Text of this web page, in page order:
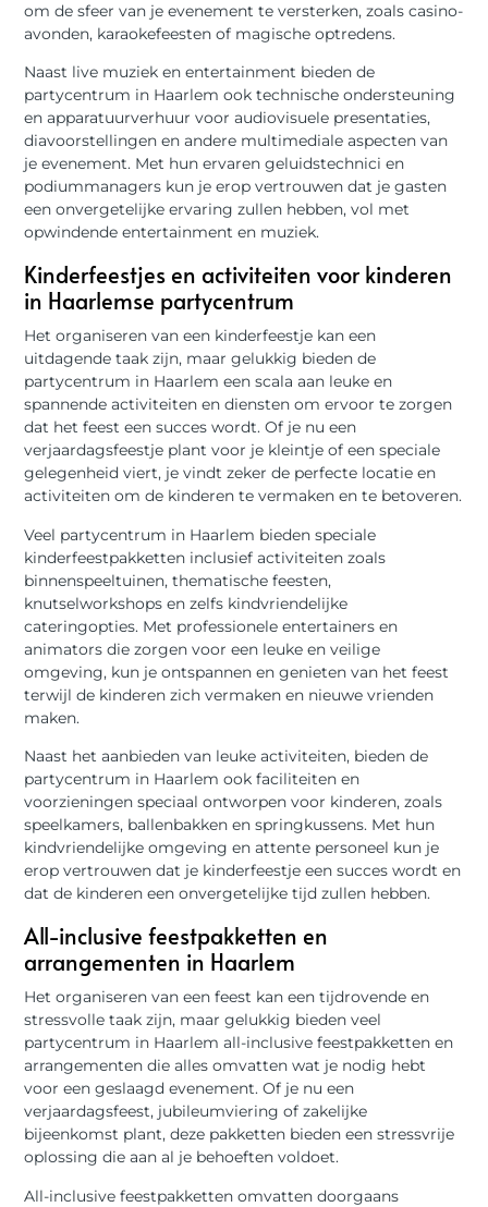
om de sfeer van je evenement te versterken, zoals casino-
avonden, karaokefeesten of magische optredens.
Naast live muziek en entertainment bieden de
partycentrum in Haarlem ook technische ondersteuning
en apparatuurverhuur voor audiovisuele presentaties,
diavoorstellingen en andere multimediale aspecten van
je evenement. Met hun ervaren geluidstechnici en
podiummanagers kun je erop vertrouwen dat je gasten
een onvergetelijke ervaring zullen hebben, vol met
opwindende entertainment en muziek.
Kinderfeestjes en activiteiten voor kinderen
in Haarlemse partycentrum
Het organiseren van een kinderfeestje kan een
uitdagende taak zijn, maar gelukkig bieden de
partycentrum in Haarlem een scala aan leuke en
spannende activiteiten en diensten om ervoor te zorgen
dat het feest een succes wordt. Of je nu een
verjaardagsfeestje plant voor je kleintje of een speciale
gelegenheid viert, je vindt zeker de perfecte locatie en
activiteiten om de kinderen te vermaken en te betoveren.
Veel partycentrum in Haarlem bieden speciale
kinderfeestpakketten inclusief activiteiten zoals
binnenspeeltuinen, thematische feesten,
knutselworkshops en zelfs kindvriendelijke
cateringopties. Met professionele entertainers en
animators die zorgen voor een leuke en veilige
omgeving, kun je ontspannen en genieten van het feest
terwijl de kinderen zich vermaken en nieuwe vrienden
maken.
Naast het aanbieden van leuke activiteiten, bieden de
partycentrum in Haarlem ook faciliteiten en
voorzieningen speciaal ontworpen voor kinderen, zoals
speelkamers, ballenbakken en springkussens. Met hun
kindvriendelijke omgeving en attente personeel kun je
erop vertrouwen dat je kinderfeestje een succes wordt en
dat de kinderen een onvergetelijke tijd zullen hebben.
All-inclusive feestpakketten en
arrangementen in Haarlem
Het organiseren van een feest kan een tijdrovende en
stressvolle taak zijn, maar gelukkig bieden veel
partycentrum in Haarlem all-inclusive feestpakketten en
arrangementen die alles omvatten wat je nodig hebt
voor een geslaagd evenement. Of je nu een
verjaardagsfeest, jubileumviering of zakelijke
bijeenkomst plant, deze pakketten bieden een stressvrije
oplossing die aan al je behoeften voldoet.
All-inclusive feestpakketten omvatten doorgaans